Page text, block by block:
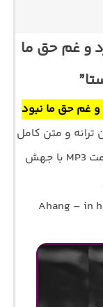
و غم حق ما
غم حق ما نبود
ترانه و متن کامل
موسیقی با کیفیت اصلی 320 و 128 با فرمت MP3 با جهش
Ahang – in